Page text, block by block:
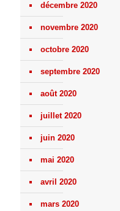
décembre 2020
novembre 2020
octobre 2020
septembre 2020
août 2020
juillet 2020
juin 2020
mai 2020
avril 2020
mars 2020